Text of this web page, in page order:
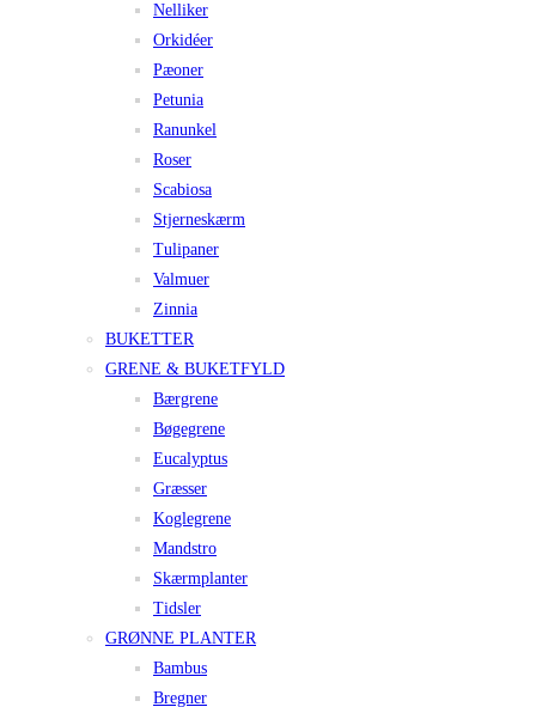
Nelliker
Orkidéer
Pæoner
Petunia
Ranunkel
Roser
Scabiosa
Stjerneskærm
Tulipaner
Valmuer
Zinnia
BUKETTER
GRENE & BUKETFYLD
Bærgrene
Bøgegrene
Eucalyptus
Græsser
Koglegrene
Mandstro
Skærmplanter
Tidsler
GRØNNE PLANTER
Bambus
Bregner